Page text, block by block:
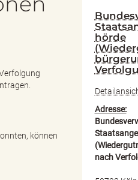
können
hörde
Adresse:
nach